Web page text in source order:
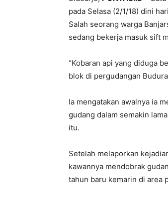
pada Selasa (2/1/18) dini
Salah seorang warga
sedang bekerja masuk sift
“Kobaran api yang diduga
blok di pergudangan
Ia mengatakan awalnya ia
gudang dalam semakin
itu.
Setelah melaporkan
kawannya mendobrak
tahun baru kemarin di area